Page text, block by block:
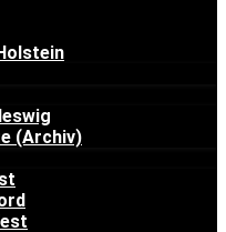
(Archiv)